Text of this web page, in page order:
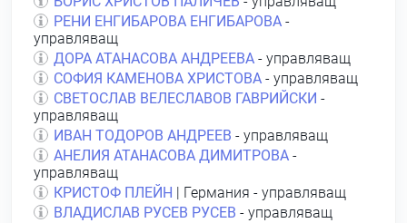
РЕНИ ЕНГИБАРОВА ЕНГИБАРОВА -
управляващ
ДОРА АТАНАСОВА АНДРЕЕВА - управляващ
СОФИЯ КАМЕНОВА ХРИСТОВА - управляващ
СВЕТОСЛАВ ВЕЛЕСЛАВОВ ГАВРИЙСКИ -
управляващ
ИВАН ТОДОРОВ АНДРЕЕВ - управляващ
АНЕЛИЯ АТАНАСОВА ДИМИТРОВА -
управляващ
КРИСТОФ ПЛЕЙН
| Германия - управляващ
ВЛАДИСЛАВ РУСЕВ РУСЕВ - управляващ